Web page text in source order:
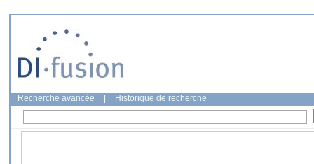
Recherche avancée Historique de recherche